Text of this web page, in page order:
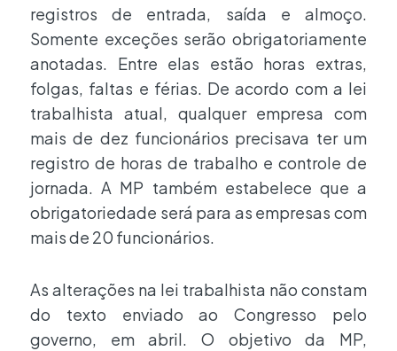
registros de entrada, saída e almoço.
Somente exceções serão obrigatoriamente
anotadas. Entre elas estão horas extras,
folgas, faltas e férias. De acordo com a lei
trabalhista atual, qualquer empresa com
mais de dez funcionários precisava ter um
registro de horas de trabalho e controle de
jornada. A MP também estabelece que a
obrigatoriedade será para as empresas com
mais de 20 funcionários.
As alterações na lei trabalhista não constam
do texto enviado ao Congresso pelo
governo, em abril. O objetivo da MP,